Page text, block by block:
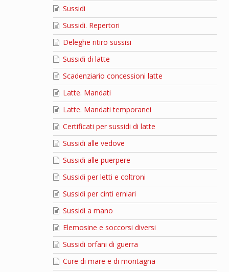
Sussidi
Sussidi. Repertori
Deleghe ritiro sussisi
Sussidi di latte
Scadenziario concessioni latte
Latte. Mandati
Latte. Mandati temporanei
Certificati per sussidi di latte
Sussidi alle vedove
Sussidi alle puerpere
Sussidi per letti e coltroni
Sussidi per cinti erniari
Sussidi a mano
Elemosine e soccorsi diversi
Sussidi orfani di guerra
Cure di mare e di montagna